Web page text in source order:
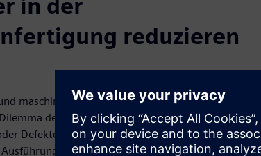
in der
reduzieren
maschinelles Lernen (ML) sind ausgereift und
der Pseudofehler zu lösen. Ein KI-Modell
Defekte in der Leiterplattenherstellung zu
von Arbeitsanweisungen zu unterstützen